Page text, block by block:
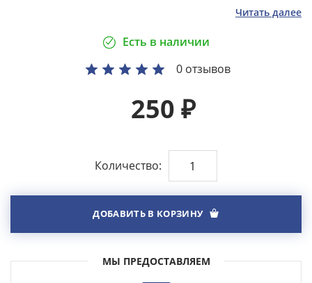
Читать далее
Есть в наличии
250 ₽
0 отзывов
Количество:
ДОБАВИТЬ В КОРЗИНУ
МЫ ПРЕДОСТАВЛЯЕМ